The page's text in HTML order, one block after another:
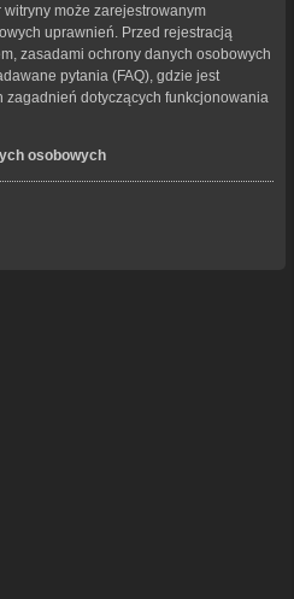
może zarejestrowanym
uprawnień. Przed rejestracją
zasadami ochrony danych osobowych
pytania (FAQ), gdzie jest
dotyczących funkcjonowania
osobowych